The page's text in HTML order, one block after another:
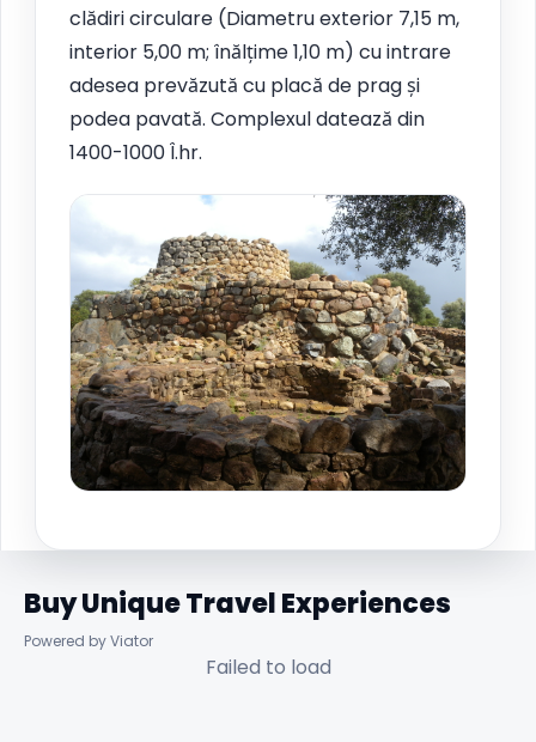
clădiri circulare (Diametru exterior 7,15 m,
interior 5,00 m; înălțime 1,10 m) cu intrare
adesea prevăzută cu placă de prag și
podea pavată. Complexul datează din
1400-1000 Î.hr.
Buy Unique Travel Experiences
Powered by Viator
Failed to load